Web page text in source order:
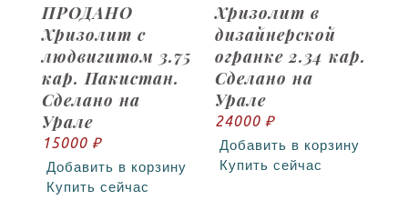
ПРОДАНО
Хризолит с
людвигитом 3.75
кар. Пакистан.
Сделано на
Урале
15000 ₽
Добавить в корзину
Купить сейчас
Хризолит в
дизайнерской
огранке 2.34 кар.
Сделано на
Урале
24000 ₽
Добавить в корзину
Купить сейчас